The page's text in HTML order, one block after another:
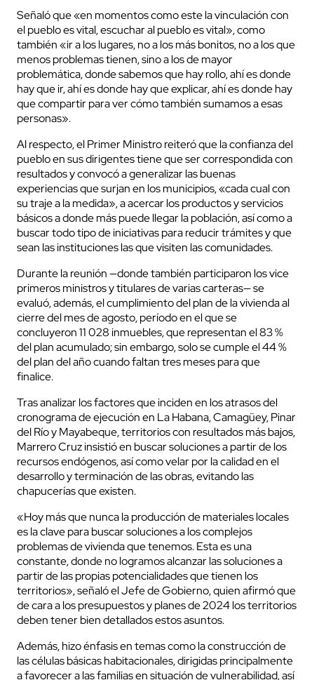
Señaló que «en momentos como este la vinculación con
el pueblo es vital, escuchar al pueblo es vital», como
también «ir a los lugares, no a los más bonitos, no a los que
menos problemas tienen, sino a los de mayor
problemática, donde sabemos que hay rollo, ahí es donde
hay que ir, ahí es donde hay que explicar, ahí es donde hay
que compartir para ver cómo también sumamos a esas
personas».
Al respecto, el Primer Ministro reiteró que la confianza del
pueblo en sus dirigentes tiene que ser correspondida con
resultados y convocó a generalizar las buenas
experiencias que surjan en los municipios, «cada cual con
su traje a la medida», a acercar los productos y servicios
básicos a donde más puede llegar la población, así como a
buscar todo tipo de iniciativas para reducir trámites y que
sean las instituciones las que visiten las comunidades.
Durante la reunión —donde también participaron los vice
primeros ministros y titulares de varias carteras— se
evaluó, además, el cumplimiento del plan de la vivienda al
cierre del mes de agosto, período en el que se
concluyeron 11 028 inmuebles, que representan el 83 %
del plan acumulado; sin embargo, solo se cumple el 44 %
del plan del año cuando faltan tres meses para que
finalice.
Tras analizar los factores que inciden en los atrasos del
cronograma de ejecución en La Habana, Camagüey, Pinar
del Río y Mayabeque, territorios con resultados más bajos,
Marrero Cruz insistió en buscar soluciones a partir de los
recursos endógenos, así como velar por la calidad en el
desarrollo y terminación de las obras, evitando las
chapucerías que existen.
«Hoy más que nunca la producción de materiales locales
es la clave para buscar soluciones a los complejos
problemas de vivienda que tenemos. Esta es una
constante, donde no logramos alcanzar las soluciones a
partir de las propias potencialidades que tienen los
territorios», señaló el Jefe de Gobierno, quien afirmó que
de cara a los presupuestos y planes de 2024 los territorios
deben tener bien detallados estos asuntos.
Además, hizo énfasis en temas como la construcción de
las células básicas habitacionales, dirigidas principalmente
a favorecer a las familias en situación de vulnerabilidad, así